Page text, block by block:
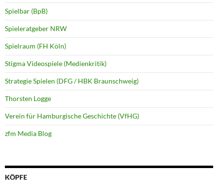
Spielbar (BpB)
Spieleratgeber NRW
Spielraum (FH Köln)
Stigma Videospiele (Medienkritik)
Strategie Spielen (DFG / HBK Braunschweig)
Thorsten Logge
Verein für Hamburgische Geschichte (VfHG)
zfm Media Blog
KÖPFE